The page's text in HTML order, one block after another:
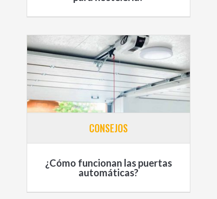
CONSEJOS
¿Cómo funcionan las puertas
automáticas?